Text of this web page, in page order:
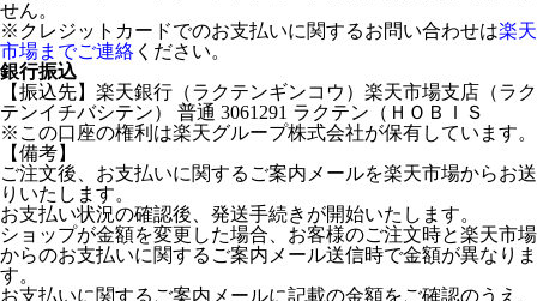
せん。
※クレジットカードでのお支払いに関するお問い合わせは楽天
市場までご連絡 ください。
銀行振込
【振込先】楽天銀行（ラクテンギンコウ）楽天市場支店（ラク
テンイチバシテン） 普通 3061291 ラクテン（ＨＯＢＩＳ
※この口座の権利は楽天グループ株式会社が保有しています。
【備考】
ご注文後、お支払いに関するご案内メールを楽天市場からお送
りいたします。
お支払い状況の確認後、発送手続きが開始いたします。
ショップが金額を変更した場合、お客様のご注文時と楽天市場
からのお支払いに関するご案内メール送信時で金額が異なりま
す。
お支払いに関するご案内メールに記載の金額をご確認のうえ、